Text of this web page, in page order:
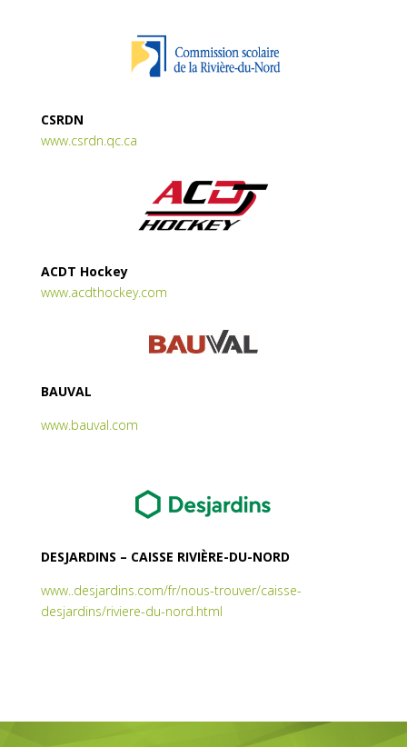
CSRDN
www.csrdn.qc.ca
ACDT Hockey
www.acdthockey.com
BAUVAL
www.bauval.com
DESJARDINS – CAISSE RIVIÈRE-DU-NORD
www..desjardins.com/fr/nous-trouver/caisse-
desjardins/riviere-du-nord.html